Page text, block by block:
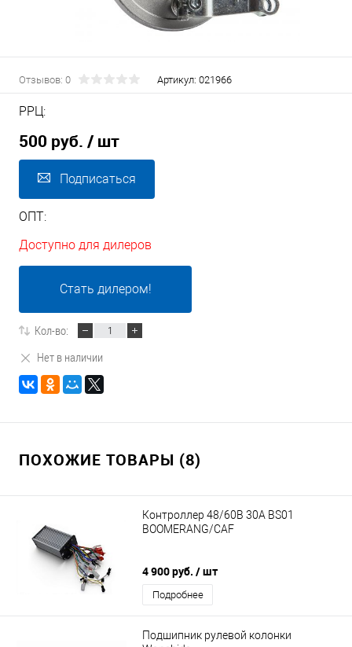
Отзывов: 0 Артикул: 021966
РРЦ:
500 руб. / шт
Подписаться
ОПТ:
Доступно для дилеров
Стать дилером!
Кол-во:
Нет в наличии
ПОХОЖИЕ ТОВАРЫ (8)
Контроллер 48/60В 30А BS01
BOOMERANG/CAF
4 900 руб. / шт
Подробнее
Подшипник рулевой колонки